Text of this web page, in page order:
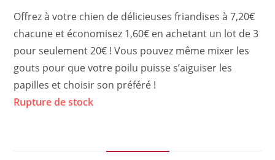
Offrez à votre chien de délicieuses friandises à 7,20€
chacune et économisez 1,60€ en achetant un lot de 3
pour seulement 20€ ! Vous pouvez même mixer les
gouts pour que votre poilu puisse s’aiguiser les
papilles et choisir son préféré !
Rupture de stock